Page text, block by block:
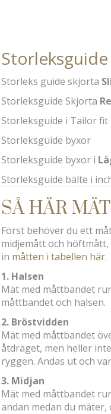
Storleksguide
Storleks guide skjorta
Storleksguide Skjorta
Storleksguide i Tailor fit
Storleksguide byxor
Storleksguide byxor i
Storleksguide bälte i
SÅ HÄR
Först behöver du ett
midjemått och
in måtten i tabellen här.
1. Halsen
Mät med måttbandet
måttbandet och halsen.
2. Bröstvidden
Mät med måttbandet
åtdraget, men heller
ryggen. Andas ut och
3. Midjan
Mät med måttbandet
andan medan du